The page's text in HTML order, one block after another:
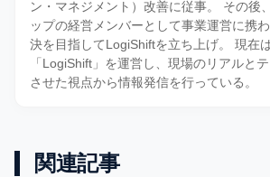
ン・マネジメント）改善に従事。 その後
ップの経営メンバーとして事業運営に携
決を目指してLogiShiftを立ち上げ。 現在
「LogiShift」を運営し、現場のリアルと
させた視点から情報発信を行っている。
関連記事